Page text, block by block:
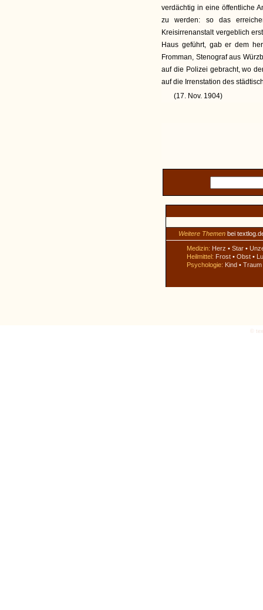
verdächtig in eine öffentliche
zu werden: so das
Kreisirrenanstalt vergeblich
Haus geführt, gab er dem
Fromman, Stenograf aus
auf die Polizei gebracht, wo
auf die Irrenstation des
(17. Nov. 1904)
Weitere Themen bei
Medizin: Herz • Star •
Heilmittel: Frost • Obst •
Psychologie: Kind • Traum
©